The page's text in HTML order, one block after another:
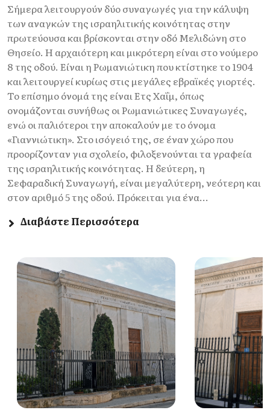
Σήμερα λειτουργούν δύο συναγωγές για την κάλυψη
των αναγκών της ισραηλιτικής κοινότητας στην
πρωτεύουσα και βρίσκονται στην οδό Μελιδώνη στο
Θησείο. Η αρχαιότερη και μικρότερη είναι στο νούμερο
8 της οδού. Είναι η Ρωμανιώτικη που κτίστηκε το 1904
και λειτουργεί κυρίως στις μεγάλες εβραϊκές γιορτές.
Το επίσημο όνομά της είναι Ετς Χαΐμ, όπως
ονομάζονται συνήθως οι Ρωμανιώτικες Συναγωγές,
ενώ οι παλιότεροι την αποκαλούν με το όνομα
«Γιαννιώτικη». Στο ισόγειό της, σε έναν χώρο που
προορίζονταν για σχολείο, φιλοξενούνται τα γραφεία
της ισραηλιτικής κοινότητας. Η δεύτερη, η
Σεφαραδική Συναγωγή, είναι μεγαλύτερη, νεότερη και
στον αριθμό 5 της οδού. Πρόκειται για ένα...
Διαβάστε Περισσότερα